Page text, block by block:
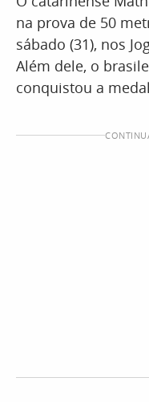
na prova de 50
sábado (31), nos
Além dele, o
conquistou a